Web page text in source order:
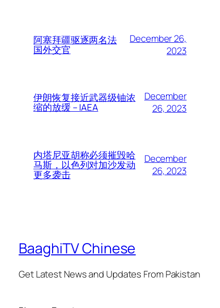
阿塞拜疆驱逐两名法
国外交官
December 26,
2023
伊朗恢复接近武器级铀浓
缩的放缓 – IAEA
December
26, 2023
内塔尼亚胡称必须摧毁哈
马斯，以色列对加沙发动
更多袭击
December
26, 2023
BaaghiTV Chinese
Get Latest News and Updates From Pakistan